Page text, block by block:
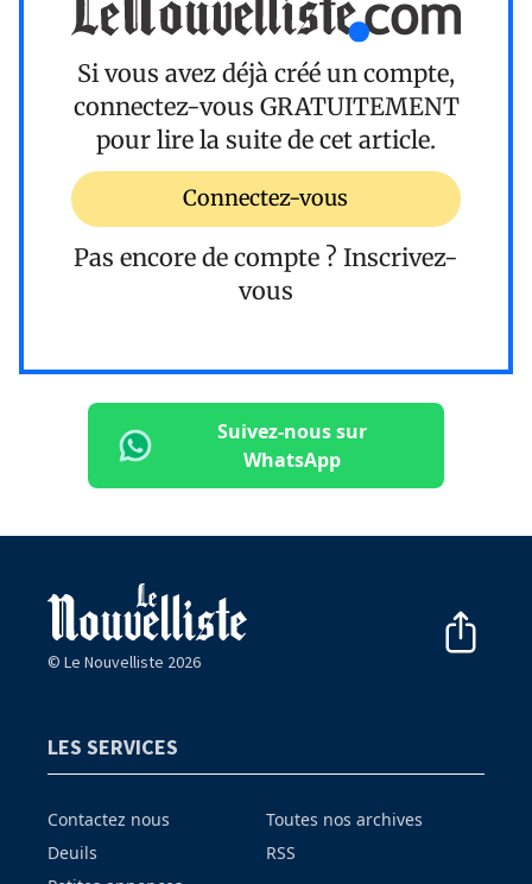
Si vous avez déjà créé un compte,
connectez-vous GRATUITEMENT
pour lire la suite de cet article.
Connectez-vous
Pas encore de compte ? Inscrivez-
vous
Suivez-nous sur
WhatsApp
© Le Nouvelliste 2026
LES SERVICES
Contactez nous
Deuils
Toutes nos archives
RSS